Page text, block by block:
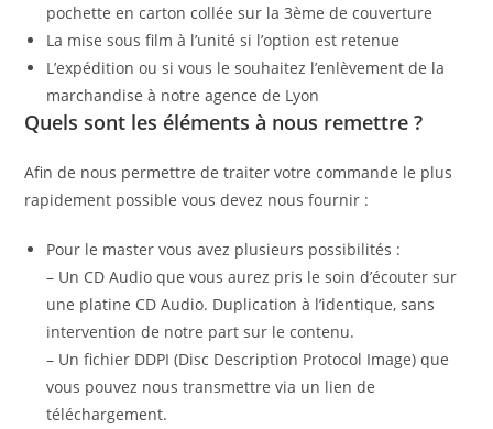
pochette en carton collée sur la 3ème de couverture
La mise sous film à l’unité si l’option est retenue
L’expédition ou si vous le souhaitez l’enlèvement de la
marchandise à notre agence de Lyon
Quels sont les éléments à nous remettre ?
Afin de nous permettre de traiter votre commande le plus
rapidement possible vous devez nous fournir :
Pour le master vous avez plusieurs possibilités :
– Un CD Audio que vous aurez pris le soin d’écouter sur
une platine CD Audio. Duplication à l’identique, sans
intervention de notre part sur le contenu.
– Un fichier DDPI (Disc Description Protocol Image) que
vous pouvez nous transmettre via un lien de
téléchargement.